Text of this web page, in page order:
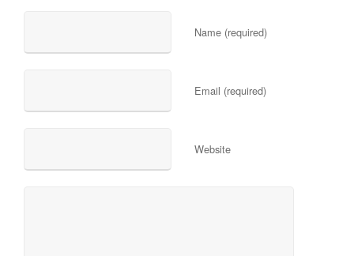
Name (required)
Email (required)
Website